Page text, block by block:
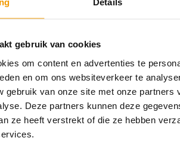
gebruik van cookies
om content en advertenties te
en om ons websiteverkeer te
gebruik van onze site met onze partners
Deze partners kunnen deze
ze heeft verstrekt of die ze hebben